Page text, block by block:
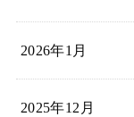
2026年1月
2025年12月